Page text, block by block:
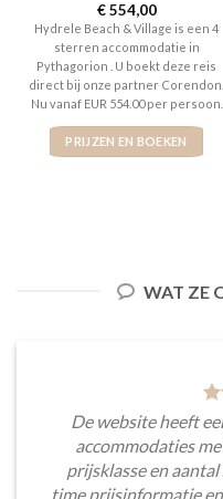
Gewaardeerd
4uit 5
€554,00
Hydrele Beach & Village is een 4
sterren accommodatie in
Pythagorion . U boekt deze reis
direct bij onze partner Corendon.
Nu vanaf EUR 554.00 per persoon.
PRIJZEN EN BOEKEN
WAT ZE
De website heeft
accommodaties
prijsklasse en
time prijsinformatie